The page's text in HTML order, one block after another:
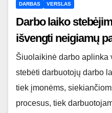
DARBAS VERSLAS
Darbo laiko
išvengti neigiamų
Šiuolaikinė darbo aplinka
stebėti darbuotojų darbo
tiek įmonėms,
procesus, tiek